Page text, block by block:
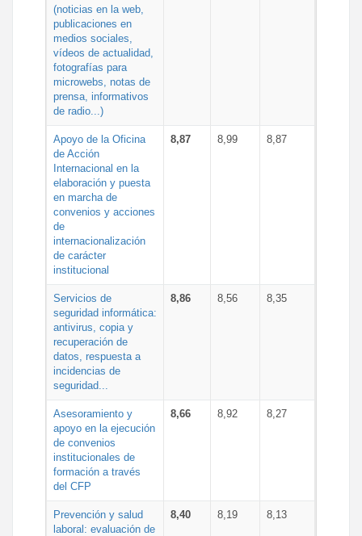
(noticias en la web,
publicaciones en
medios sociales,
vídeos de actualidad,
fotografías para
microwebs, notas de
prensa, informativos
de radio...)
Apoyo de la Oficina
de Acción
Internacional en la
elaboración y puesta
en marcha de
convenios y acciones
de
internacionalización
de carácter
institucional
8,87 8,99 8,87
Servicios de
seguridad informática:
antivirus, copia y
recuperación de
datos, respuesta a
incidencias de
seguridad...
8,86 8,56 8,35
Asesoramiento y
apoyo en la ejecución
de convenios
institucionales de
formación a través
del CFP
8,66 8,92 8,27
Prevención y salud
laboral: evaluación de
8,40 8,19 8,13